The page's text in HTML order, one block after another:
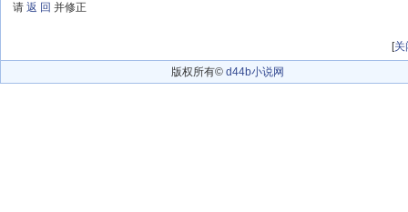
请 返 回 并修正
[关
版权所有© d44b小说网